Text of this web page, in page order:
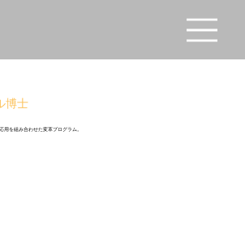
博士
を組み合わせた変革プログラム。